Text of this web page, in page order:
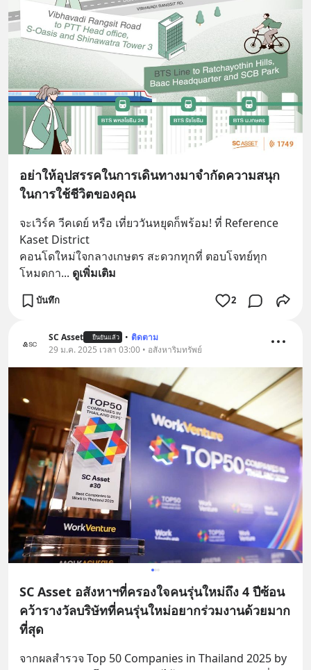
อย่าให้อุปสรรคในการเดินทางมาจำกัดความสนุก
ในการใช้ชีวิตของคุณ
จะเวิร์ค วีคเดย์ หรือ เที่ยววันหยุดก็พร้อม! ที่ Reference
Kaset District
คอนโดใหม่ใจกลางเกษตร สะดวกทุกที่ ตอบโจทย์ทุก
โหมดกา... ดูเพิ่มเติม
บันทึก 2
SC Asset ยืนยันแล้ว • ติดตาม
29 ม.ค. 2025 เวลา 03:00 • อสังหาริมทรัพย์
SC Asset อสังหาฯที่ครองใจคนรุ่นใหม่ถึง 4 ปีซ้อน
คว้ารางวัลบริษัทที่คนรุ่นใหม่อยากร่วมงานด้วยมาก
ที่สุด
จากผลสำรวจ Top 50 Companies in Thailand 2025 by